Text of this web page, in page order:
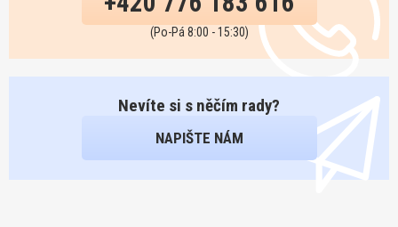
(Po-Pá 8:00 - 15:30)
Nevíte si s něčím rady?
NAPIŠTE NÁM